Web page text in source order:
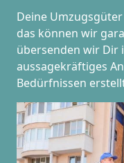
Deine
das können wir
übersenden wir Dir
aussagekräftiges
Bedürfnissen